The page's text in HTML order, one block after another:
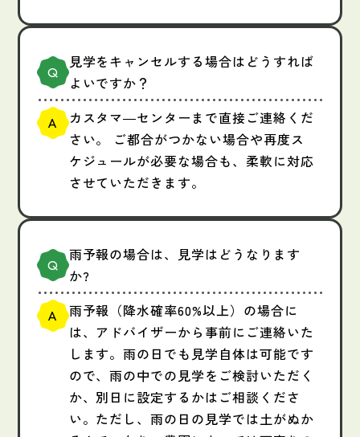
見学をキャンセルする場合はどうすれば
よいですか？
カスタマ―センターまで直接ご連絡くだ
さい。 ご都合がつかない場合や再度ス
ケジュールが必要な場合も、柔軟に対応
させていただきます。
雨予報の場合は、見学はどうなります
か?
雨予報（降水確率60%以上）の場合に
は、アドバイザーから事前にご連絡いた
します。雨の日でも見学自体は可能です
ので、雨の中での見学をご検討いただく
か、別日に設定するかはご相談くださ
い。ただし、雨の日の見学では土がぬか